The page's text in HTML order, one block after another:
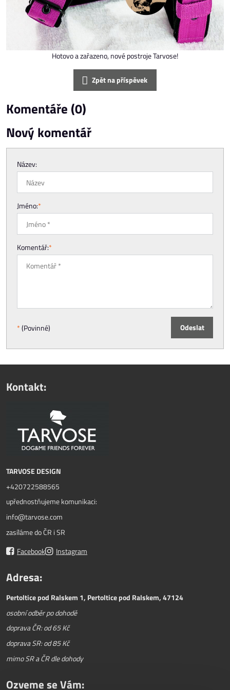
Hotovo a zařazeno, nové postroje Tarvose!
Zpět na příspěvek
Komentáře (0)
Nový komentář
Název:
Jméno:*
Komentář:*
*(Povinné) Odeslat
Kontakt:
TARVOSE DESIGN
+420722588565
upřednostňujeme komunikaci:
info@tarvose.com
zasíláme do ČR i SR
Facebook
Instagram
Adresa:
Pertoltice pod Ralskem 1, Pertoltice pod Ralskem, 47124
osobní odběr po dohodě
doprava ČR: od 65 Kč
doprava SR: od 85 Kč
mimo SR a ČR dle dohody
Ozveme se Vám: